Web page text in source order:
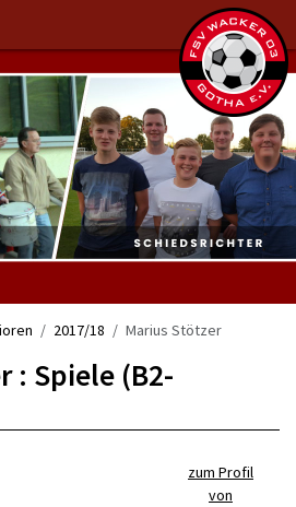
2017/18 Marius Stötzer
: Spiele (B2-
zum Profil
von